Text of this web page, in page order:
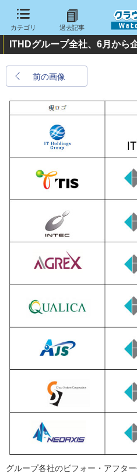
カテゴリ 過去記事
ITHDグループ全社、6月から
前の画像
グループ各社のビフォー・アフター